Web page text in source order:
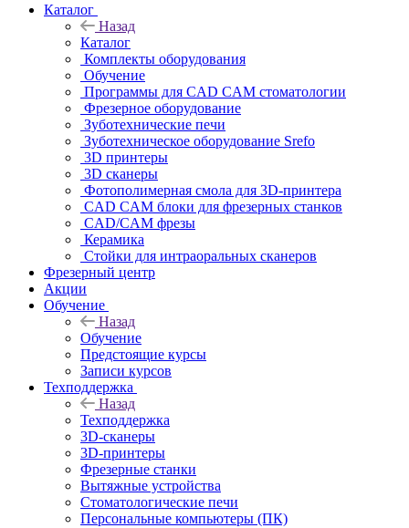
Каталог
Назад
Каталог
Комплекты оборудования
Обучение
Программы для CAD CAM стоматологии
Фрезерное оборудование
Зуботехнические печи
Зуботехническое оборудование Srefo
3D принтеры
3D сканеры
Фотополимерная смола для 3D-принтера
CAD CAM блоки для фрезерных станков
CAD/CAM фрезы
Керамика
Стойки для интраоральных сканеров
Фрезерный центр
Акции
Обучение
Назад
Обучение
Предстоящие курсы
Записи курсов
Техподдержка
Назад
Техподдержка
3D-сканеры
3D-принтеры
Фрезерные станки
Вытяжные устройства
Стоматологические печи
Персональные компьютеры (ПК)